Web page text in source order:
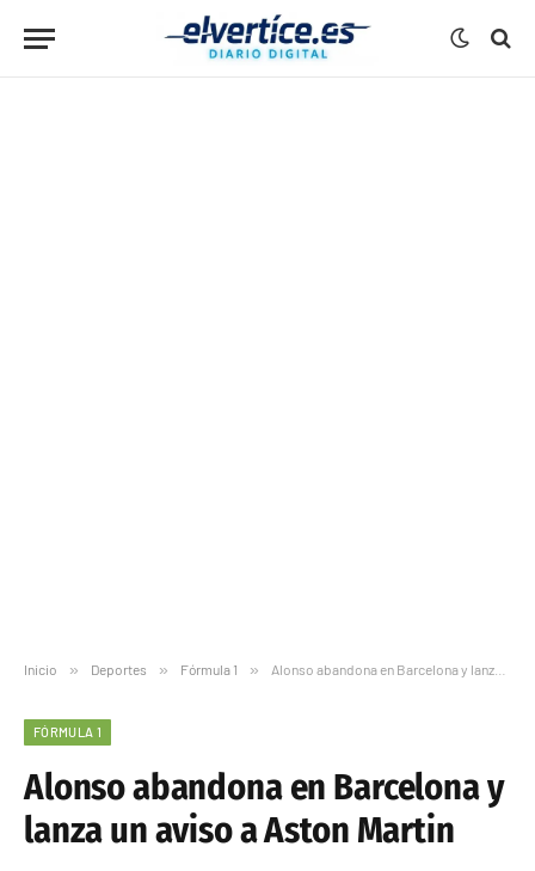
Inicio » Deportes » Fórmula 1 » Alonso abandona en Barcelona y lanza un aviso a Aston Martin
FÓRMULA 1
Alonso abandona en Barcelona y
lanza un aviso a Aston Martin